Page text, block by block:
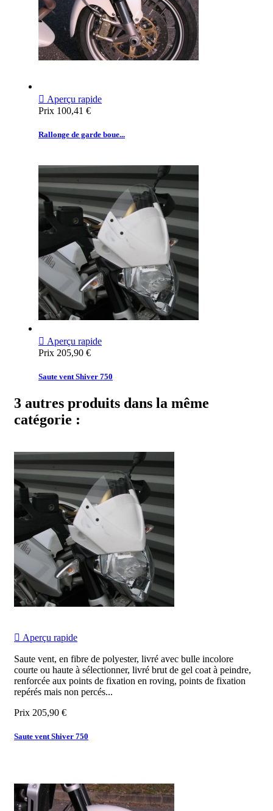
 Aperçu rapide
Prix 100,41 €
Rallonge de garde boue...
 Aperçu rapide
Prix 205,90 €
Saute vent Shiver 750
3 autres produits dans la même
catégorie :
 Aperçu rapide
Saute vent, en fibre de polyester, livré avec bulle incolore
courte ou haute à sélectionner, livré brut de gel coat à peindre,
renforcée aux points de fixation en roving, points de fixation
repérés mais non percés...
Prix 205,90 €
Saute vent Shiver 750